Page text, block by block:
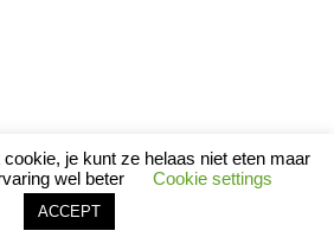
je kunt ze helaas niet eten maar
wel beter
Cookie settings
ACCEPT